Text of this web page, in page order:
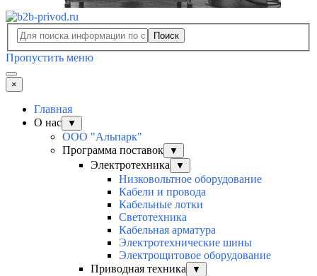
Поиск
Пропустить меню
×
Главная
О нас
▼
ООО "Альпарк"
Программа поставок
▼
Электротехника ▼
Низковольтное оборудование
Кабели и провода
Кабельные лотки
Светотехника
Кабельная арматура
Электротехнические шины
Электрощитовое оборудование
Приводная техника
▼